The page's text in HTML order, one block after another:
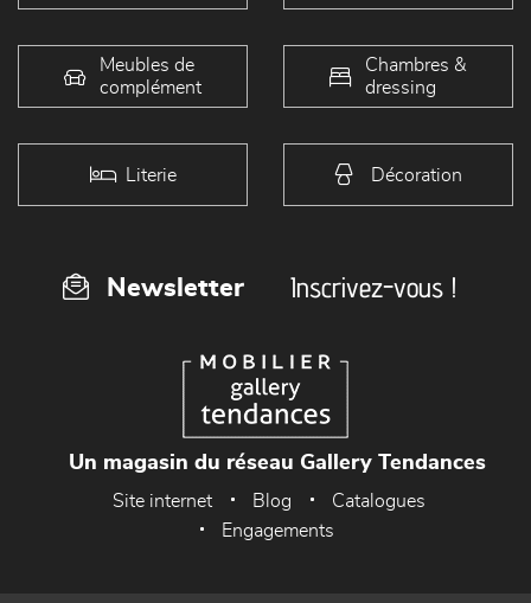
Meubles de
complément
Chambres &
dressing
Literie Décoration
Newsletter Inscrivez-vous !
Un magasin du réseau Gallery Tendances
Site internet Blog
Catalogues
Engagements